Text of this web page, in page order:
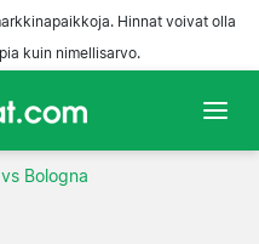
Hinnat voivat olla
kuin nimellisarvo.
Bologna